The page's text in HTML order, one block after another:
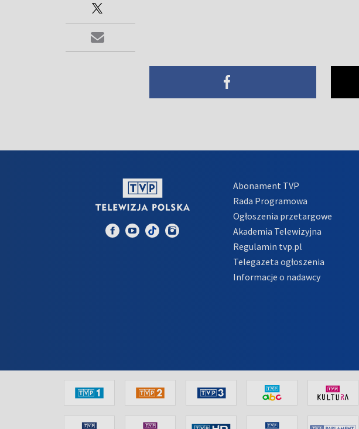
Abonament TVP
Rada Programowa
Ogłoszenia przetargowe
Akademia Telewizyjna
Regulamin tvp.pl
Telegazeta ogłoszenia
Informacje o nadawcy